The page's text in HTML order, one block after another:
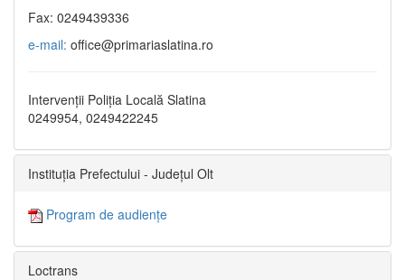
Fax: 0249439336
e-mail: office@primariaslatina.ro
Intervenții Poliția Locală Slatina
0249954, 0249422245
Instituția Prefectului - Județul Olt
Program de audiențe
Loctrans